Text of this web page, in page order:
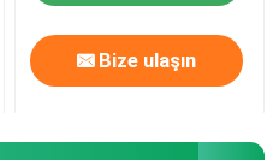
Bize ulaşın